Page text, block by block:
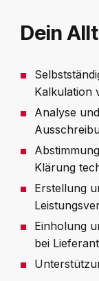
Dein
Kalkulation
Analyse
Klärung
Erstellung
Einholung
bei